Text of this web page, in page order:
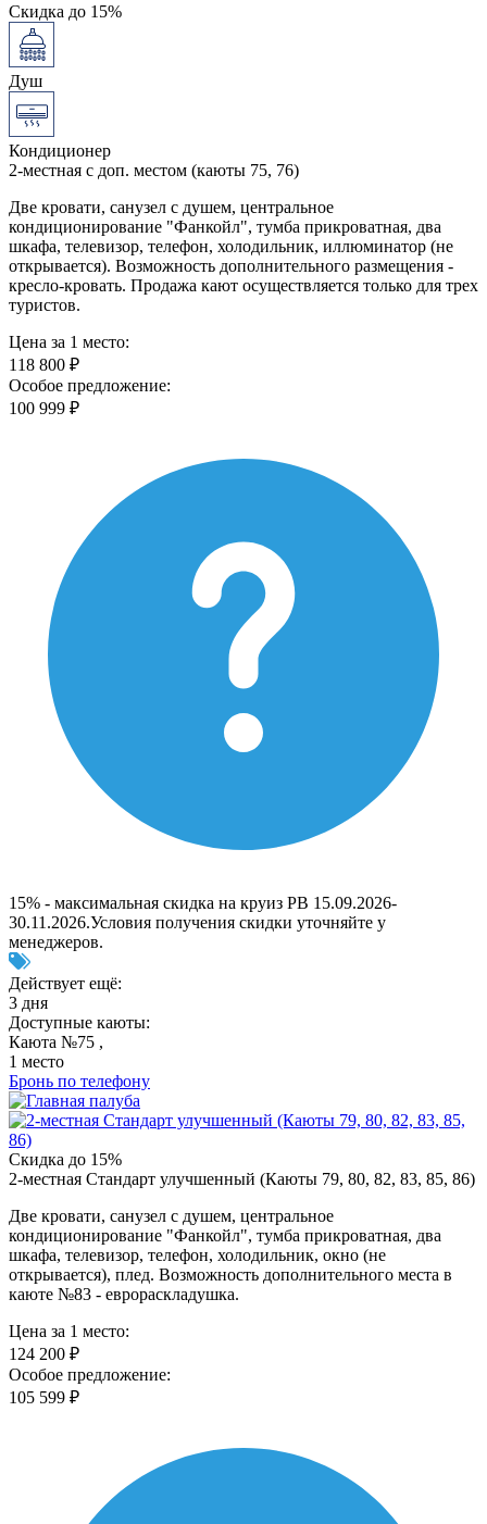
Скидка до 15%
Душ
Кондиционер
2-местная с доп. местом (каюты 75, 76)
Две кровати, санузел с душем, центральное
кондиционирование "Фанкойл", тумба прикроватная, два
шкафа, телевизор, телефон, холодильник, иллюминатор (не
открывается). Возможность дополнительного размещения -
кресло-кровать. Продажа кают осуществляется только для трех
туристов.
Цена за 1 место:
118 800 ₽
Особое предложение:
100 999 ₽
15% - максимальная скидка на круиз РВ 15.09.2026-
30.11.2026.Условия получения скидки уточняйте у
менеджеров.
Действует ещё:
3 дня
Доступные каюты:
Каюта №75 ,
1 место
Бронь по телефону
Скидка до 15%
2-местная Стандарт улучшенный (Каюты 79, 80, 82, 83, 85, 86)
Две кровати, санузел с душем, центральное
кондиционирование "Фанкойл", тумба прикроватная, два
шкафа, телевизор, телефон, холодильник, окно (не
открывается), плед. Возможность дополнительного места в
каюте №83 - еврораскладушка.
Цена за 1 место:
124 200 ₽
Особое предложение:
105 599 ₽